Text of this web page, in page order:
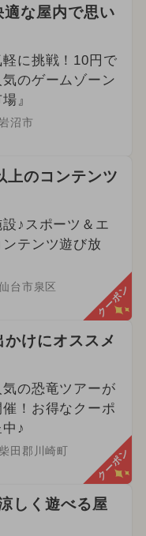
な屋内で思い
に挑戦！10円で
のゲームゾーン
』
沼市
上のコンテンツ
♪スポーツ＆エ
テンツ遊び放
台市泉区 クーポン
けにオススメ
の恐竜ツアーが
！お得なクーポ
♪
田郡川崎町 クーポン
しく遊べる屋